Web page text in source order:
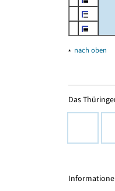
▴ nach oben
Das